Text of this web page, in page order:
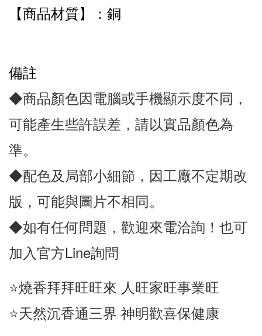
【商品材質】：銅
備註
◆商品顏色因電腦或手機顯示度不同，
可能產生些許誤差，請以實品顏色為
準。
◆配色及局部小細節，因工廠不定期改
版，可能與圖片不相同。
◆如有任何問題，歡迎來電洽詢！也可
加入官方Line詢問
⭐️燒香拜拜旺旺來 人旺家旺事業旺
⭐️天然沉香通三界 神明歡喜保健康